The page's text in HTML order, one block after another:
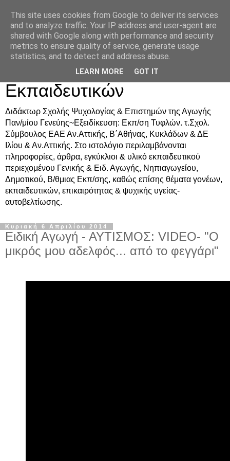
Δρ. Ράνια Χιουρέα-
Συμβουλευτική &
Υποστήριξη Γονέων &
Εκπαιδευτικών
Διδάκτωρ Σχολής Ψυχολογίας & Επιστημών της Αγωγής
Παν/μίου Γενεύης~Εξειδίκευση: Εκπ/ση Τυφλών. τ.Σχολ.
Σύμβουλος ΕΑΕ Αν.Αττικής, Β΄Αθήνας, Κυκλάδων & ΔΕ
Ιλίου & Αν.Αττικής. Στο ιστολόγιο περιλαμβάνονται
πληροφορίες, άρθρα, εγκύκλιοι & υλικό εκπαιδευτικού
περιεχομένου Γενικής & Ειδ. Αγωγής, Νηπιαγωγείου,
Δημοτικού, Β/θμιας Εκπ/σης, καθώς επίσης θέματα γονέων,
εκπαιδευτικών, επικαιρότητας & ψυχικής υγείας-
αυτοβελτίωσης.
Κυριακή 6 Απριλίου 2014
Ειδική Αγωγή - ΑΥΤΙΣΜΟΣ: VIDEO- "Ο
μικρός μου αδελφός... από το φεγγάρι"
This site uses cookies from Google to deliver its services
and to analyze traffic. Your IP address and user-agent are
shared with Google along with performance and security
metrics to ensure quality of service, generate usage
statistics, and to detect and address abuse.
LEARN MORE GOT IT